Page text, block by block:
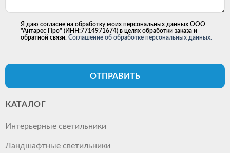
Я даю согласие на обработку моих персональных данных ООО
"Антарес Про" (ИНН:7714971674) в целях обработки заказа и
обратной связи. Соглашение об обработке персональных данных.
ОТПРАВИТЬ
КАТАЛОГ
Интерьерные светильники
Ландшафтные светильники